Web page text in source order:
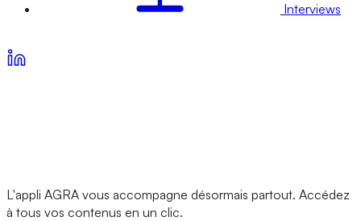
Interviews
L'appli AGRA vous accompagne désormais partout. Accédez
à tous vos contenus en un clic.